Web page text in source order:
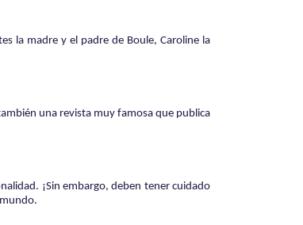
la madre y el padre de Boule, Caroline la
una revista muy famosa que publica
¡Sin embargo, deben tener cuidado